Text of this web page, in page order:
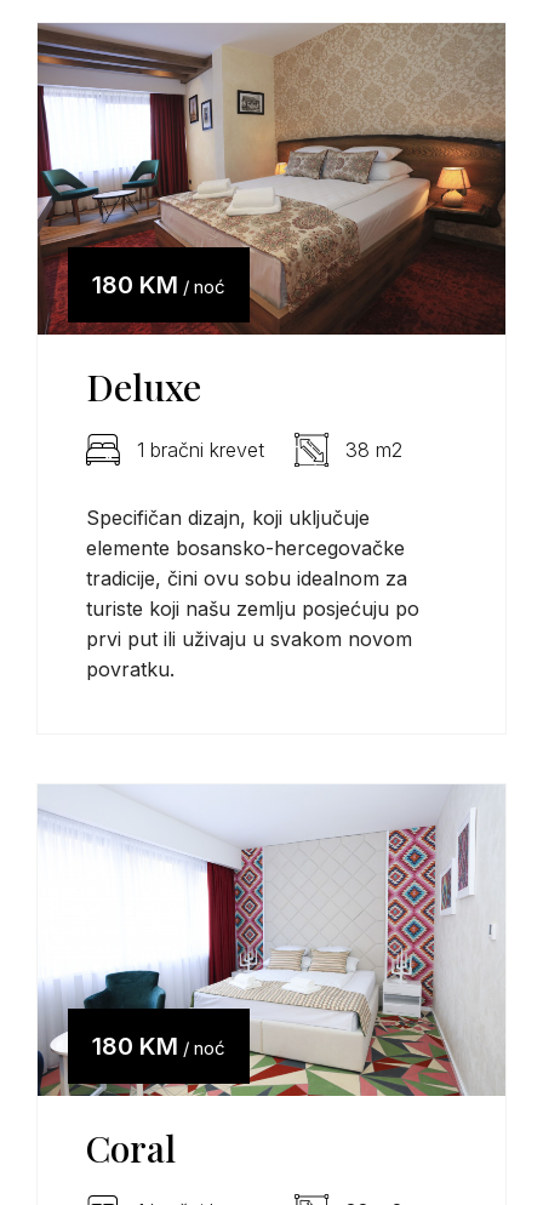
180 KM / noć
Deluxe
1 bračni krevet 38 m2
Specifičan dizajn, koji uključuje
elemente bosansko-hercegovačke
tradicije, čini ovu sobu idealnom za
turiste koji našu zemlju posjećuju po
prvi put ili uživaju u svakom novom
povratku.
180 KM / noć
Coral